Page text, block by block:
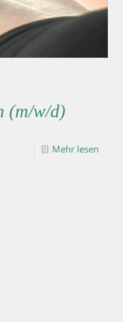
(m/w/d)
Mehr lesen